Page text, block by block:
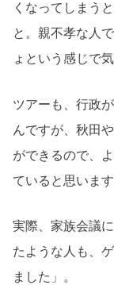
くなってしまう
と。親不孝な人
ょという感じで
ツアーも、行政
んですが、秋田
ができるので、
ていると思います
実際、家族会議
たような人も、
ました」。